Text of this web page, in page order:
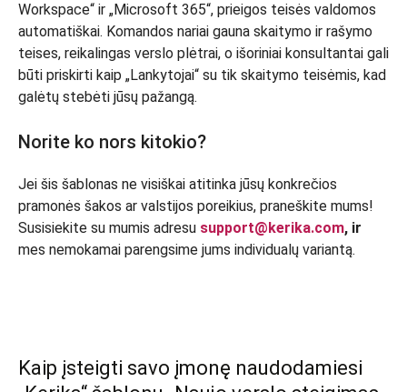
Workspace“ ir „Microsoft 365“, prieigos teisės valdomos
automatiškai. Komandos nariai gauna skaitymo ir rašymo
teises, reikalingas verslo plėtrai, o išoriniai konsultantai gali
būti priskirti kaip „Lankytojai“ su tik skaitymo teisėmis, kad
galėtų stebėti jūsų pažangą.
Norite ko nors kitokio?
Jei šis šablonas ne visiškai atitinka jūsų konkrečios
pramonės šakos ar valstijos poreikius, praneškite mums!
Susisiekite su mumis adresu support@kerika.com, ir
mes nemokamai parengsime jums individualų variantą.
Kaip įsteigti savo įmonę naudodamiesi